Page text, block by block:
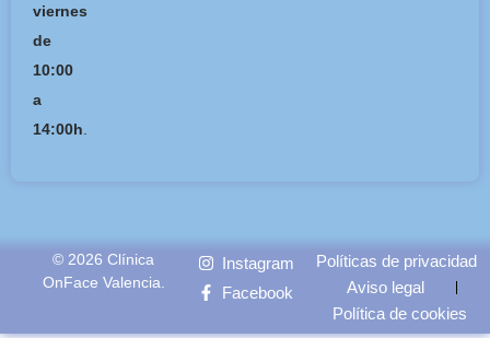
viernes
de
10:00
a
14:00h
© 2026 Clínica
OnFace Valencia.
Instagram
Facebook
Políticas de privacidad
Aviso legal
Política de cookies